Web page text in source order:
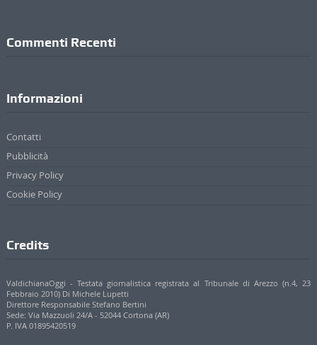
Commenti Recenti
Informazioni
Contatti
Pubblicità
Privacy Policy
Cookie Policy
Credits
ValdichianaOggi - Testata giornalistica registrata al Tribunale di Arezzo (n.4, 23
Febbraio 2010) Di Michele Lupetti
Direttore Responsabile Stefano Bertini
Sede: Via Mazzuoli 24/A - 52044 Cortona (AR)
P. IVA 01895420519